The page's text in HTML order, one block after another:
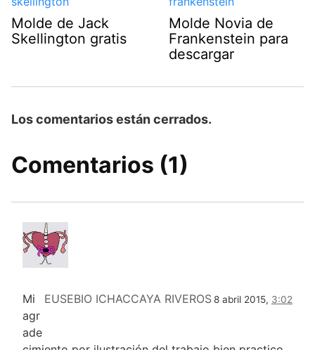
Molde de Jack
Skellington gratis
Molde Novia de
Frankenstein para
descargar
Los comentarios están cerrados.
Comentarios (1)
EUSEBIO ICHACCAYA RIVEROS8 abril 2015, 3:02
Mi
agr
ade